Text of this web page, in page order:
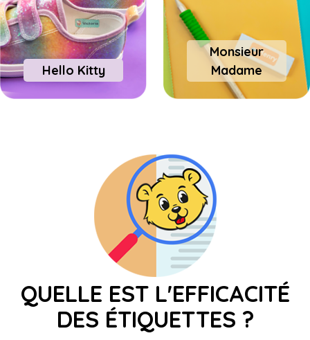
Hello Kitty
Monsieur
Madame
QUELLE EST L'EFFICACITÉ
DES ÉTIQUETTES ?